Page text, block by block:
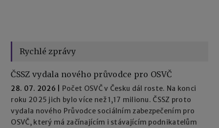
Rychlé zprávy
ČSSZ vydala nového průvodce pro OSVČ
28. 07. 2026
Počet OSVČ v Česku dál roste. Na konci
roku 2025 jich bylo více než 1,17 milionu. ČSSZ proto
vydala nového Průvodce sociálním zabezpečením pro
OSVČ, který má začínajícím i stávajícím podnikatelům